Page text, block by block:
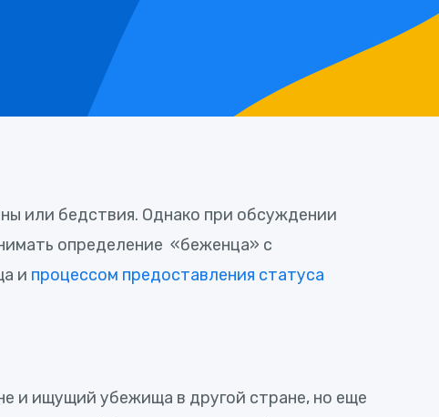
или бедствия. Однако при обсуждении
определение «беженца» с
и процессом предоставления статуса
и ищущий убежища в другой стране, но еще